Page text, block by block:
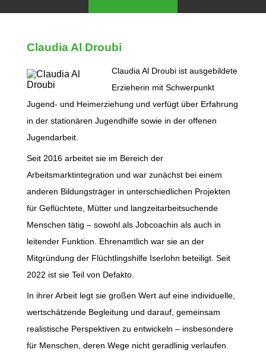
Claudia Al Droubi
Claudia Al Droubi ist ausgebildete
Erzieherin mit Schwerpunkt
Jugend- und Heimerziehung und verfügt über Erfahrung
in der stationären Jugendhilfe sowie in der offenen
Jugendarbeit.
Seit 2016 arbeitet sie im Bereich der
Arbeitsmarktintegration und war zunächst bei einem
anderen Bildungsträger in unterschiedlichen Projekten
für Geflüchtete, Mütter und langzeitarbeitsuchende
Menschen tätig – sowohl als Jobcoachin als auch in
leitender Funktion. Ehrenamtlich war sie an der
Mitgründung der Flüchtlingshilfe Iserlohn beteiligt. Seit
2022 ist sie Teil von Defakto.
In ihrer Arbeit legt sie großen Wert auf eine individuelle,
wertschätzende Begleitung und darauf, gemeinsam
realistische Perspektiven zu entwickeln – insbesondere
für Menschen, deren Wege nicht geradlinig verlaufen.